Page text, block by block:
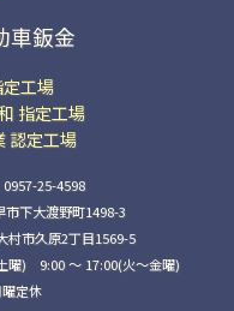
車鈑金
工場
指定工場
認定工場
25-4598
下大渡野町1498-3
村市久原2丁目1569-5
曜) 9:00 〜 17:00(火〜金曜)
定休